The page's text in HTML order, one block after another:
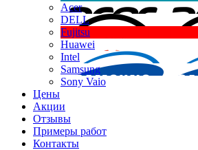
Acer
DELL
Fujitsu
Huawei
Intel
Samsung
Sony Vaio
Цены
Акции
Отзывы
Примеры работ
Контакты